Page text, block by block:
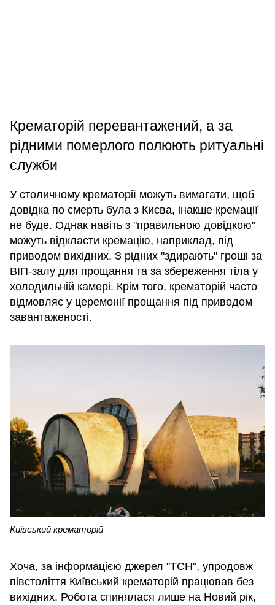
Крематорій перевантажений, а за
рідними померлого полюють ритуальні
служби
У столичному крематорії можуть вимагати, щоб
довідка по смерть була з Києва, інакше кремації
не буде. Однак навіть з "правильною довідкою"
можуть відкласти кремацію, наприклад, під
приводом вихідних. З рідних "здирають" гроші за
ВІП-залу для прощання та за збереження тіла у
холодильній камері. Крім того, крематорій часто
відмовляє у церемонії прощання під приводом
завантаженості.
Київський крематорій
Хоча, за інформацією джерел "ТСН", упродовж
півстоліття Київський крематорій працював без
вихідних. Робота спинялася лише на Новий рік,